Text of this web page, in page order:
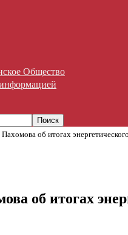
Общество
об итогах
об итогах